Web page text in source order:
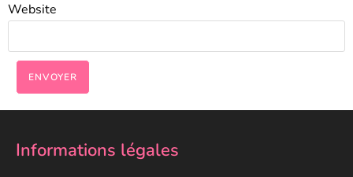
Website
ENVOYER
Informations légales